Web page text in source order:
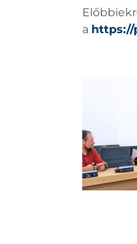
a https://